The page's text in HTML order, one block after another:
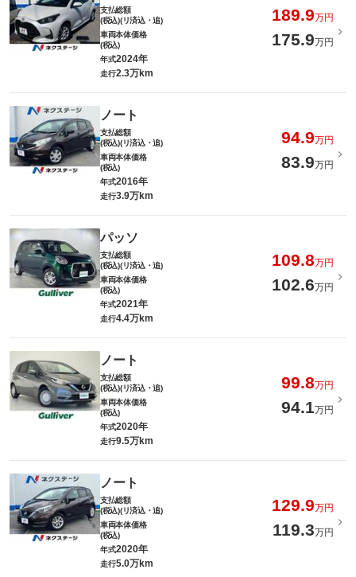
支払総額
(税込)(リ済込・追)
189.9万円
車両本体価格
(税込)
175.9万円
年式2024年
走行2.3万km
ノート
支払総額
(税込)(リ済込・追)
94.9万円
車両本体価格
(税込)
83.9万円
年式2016年
走行3.9万km
パッソ
支払総額
(税込)(リ済込・追)
109.8万円
車両本体価格
(税込)
102.6万円
年式2021年
走行4.4万km
ノート
支払総額
(税込)(リ済込・追)
99.8万円
車両本体価格
(税込)
94.1万円
年式2020年
走行9.5万km
ノート
支払総額
(税込)(リ済込・追)
129.9万円
車両本体価格
(税込)
119.3万円
年式2020年
走行5.0万km